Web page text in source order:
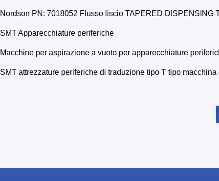
Nordson PN: 7018052 Flusso liscio TAPERED DISPENSING
SMT Apparecchiature periferiche
Macchine per aspirazione a vuoto per apparecchiature
SMT attrezzature periferiche di traduzione tipo T tipo